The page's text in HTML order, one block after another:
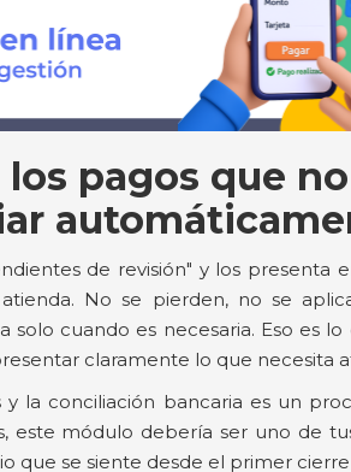
los pagos que
de revisión" y los presenta
No se pierden, no se
solo cuando es necesaria. Eso es
claramente lo que necesita
y la conciliación bancaria es un
este módulo debería ser uno de
que se siente desde el primer